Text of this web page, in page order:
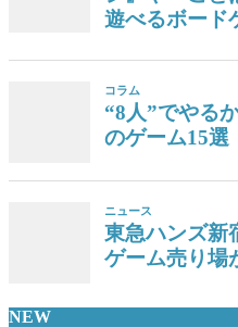
遊べるボード
コラム
“8人”でやる
のゲーム15選
ニュース
東急ハンズ新
ゲーム売り場
NEW